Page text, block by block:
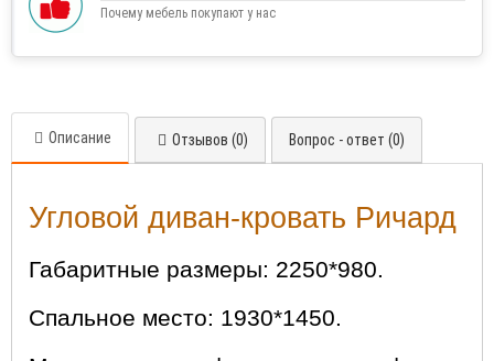
Почему мебель покупают у нас
Описание Отзывов (0) Вопрос - ответ (0)
Угловой диван-кровать Ричард
Габаритные размеры: 2250*980.
Спальное место: 1930*1450.